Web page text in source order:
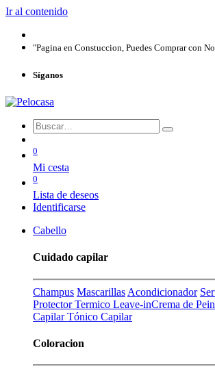
Ir al contenido
"Pagina en Constuccion, Puedes Comprar con
Síganos
0
Mi cesta
0
Lista de deseos
Identificarse
Cabello
Cuidado capilar
Champus Mascarillas Acondicionador
Protector Termico Leave-inCrema de
CapilarTónico Capilar
Coloracion